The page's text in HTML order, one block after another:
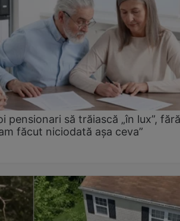
pensionari să trăiască „în lux”, fără
făcut niciodată așa ceva”